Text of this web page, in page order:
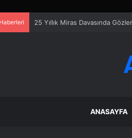
25 Yıllık Miras Davasında
ANASAYFA